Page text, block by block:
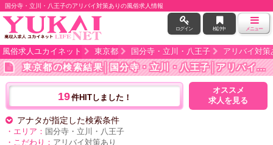
国分寺・立川・八王子のアリバイ対策ありの風俗求人情報
ログイン 検討中 メニュー
風俗求人ユカイネット 東京都 国分寺・立川・八王子 アリバイ対策
東京都の検索結果│国分寺・立川・八王子│アリバイ対策あり
19件HITしました！
オススメ
求人を見る
アナタが指定した検索条件
・エリア： 国分寺・立川・八王子
・こだわり： アリバイ対策あり